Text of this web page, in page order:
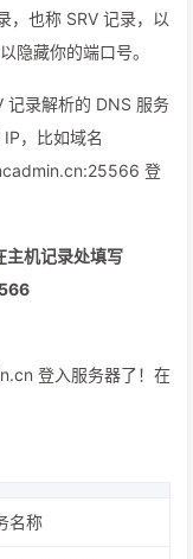
，也称 SRV 记录，以
隐藏你的端口号。
记录解析的 DNS 服务
，比如域名
登
主机记录处填写
登入服务器了！在
名称